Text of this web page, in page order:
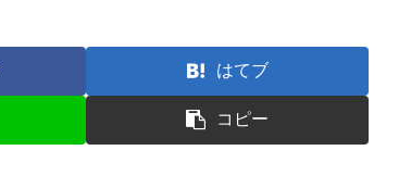
はてブ
コピー